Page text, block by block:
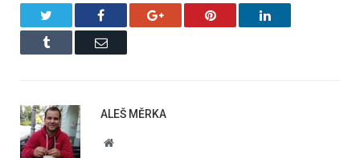
Facebook Google+ Pinterest LinkedIn
Tumblr Email
ALEŠ MĚRKA
Website